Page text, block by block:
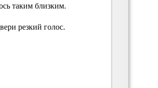
таким близким.
резкий голос.